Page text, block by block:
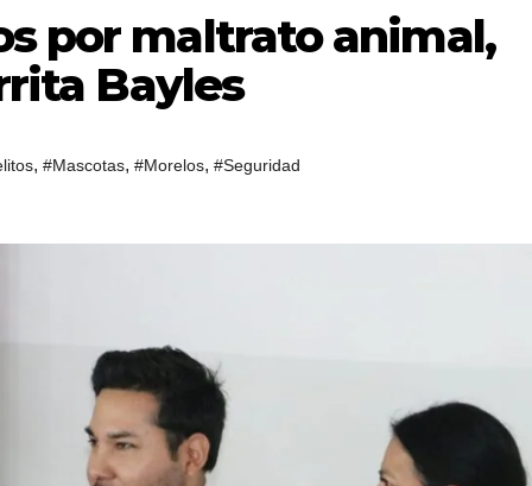
por maltrato animal,
Bayles
, #Mascotas, #Morelos, #Seguridad